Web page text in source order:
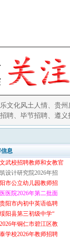
文化风土人情、 贵州
聘、 毕节招聘、 遵义
息
武校招聘教师和女教官
设计研究院2026年招
市公立幼儿园教师招
医院2026年第二批面
阳市内初中英语临聘
绥阳县第三初级中学“
2026年铜仁市碧江区教
学校2026年教师招聘